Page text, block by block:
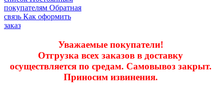
покупателям Обратная
связь Как оформить
заказ
Уважаемые покупатели!
Отгрузка всех заказов в доставку
осуществляется по средам. Самовывоз закрыт.
Приносим извинения.